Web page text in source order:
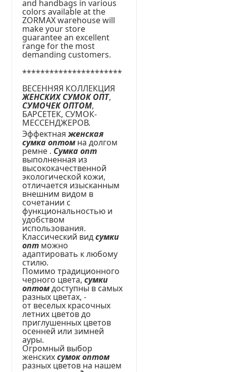
and handbags in various
colors available at the
ZORMAX warehouse will
make your store
guarantee an excellent
range for the most
demanding customers.
**********************
ВЕСЕННЯЯ КОЛЛЕКЦИЯ
ЖЕНСКИХ СУМОК ОПТ,
СУМОЧЕК ОПТОМ,
БАРСЕТЕК, СУМОК-
МЕССЕНДЖЕРОВ.
Эффектнаяженская
сумка оптомна долгом
ремне . Сумка опт
выполненная из
высококачественной
экологической кожи,
отличается изысканным
внешним видом в
сочетании с
функциональностью и
удобством
использования.
Классический видсумки
опт можно
адаптировать к любому
стилю.
Помимо традиционного
черного цвета,сумки
оптомдоступны в самых
разных цветах, -
от веселых красочных
летних цветов до
приглушенных цветов
осенней или зимней
ауры.
Огромный выбор
женскихсумок оптом
разных цветов на нашем